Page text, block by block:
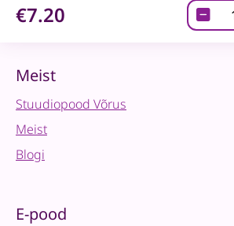
€7.20
Meist
Stuudiopood Võrus
Meist
Blogi
E-pood